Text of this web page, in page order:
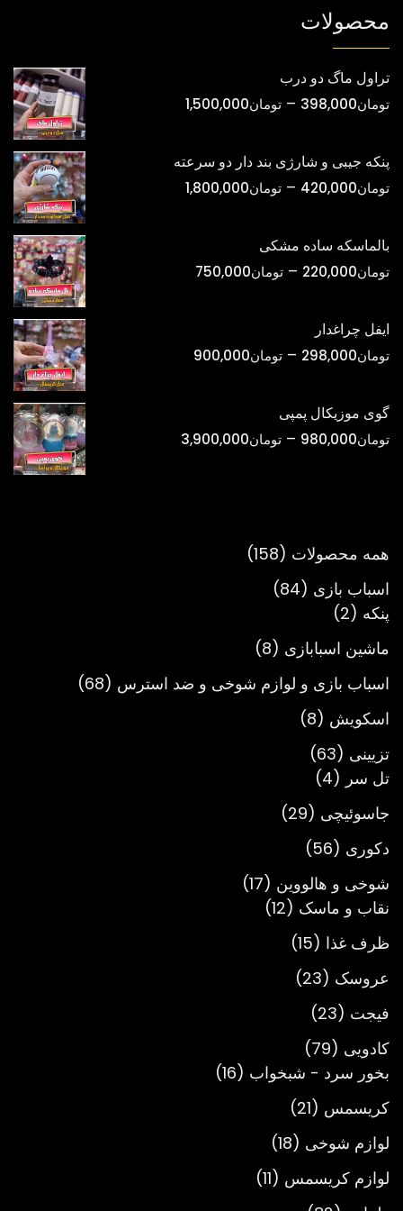
محصولات
تراول ماگ دو درب
تومان398,000
– تومان1,500,000محدوده
پنکه جیبی و شارژی بند دار دو سرعته
تومان420,000
– تومان1,800,000محدوده
تومان420,000
بالماسکه ساده مشکی
تومان220,000
– تومان750,000
تومان750,000
ایفل چراغدار
تومان298,000
– تومان900,000
تومان900,000
گوی موزیکال پمپی
تومان980,000
– تومان3,900,000
همه محصولات
158
158
اسباب بازی 84
84
پنکه 2
2
محصول
ماشین اسبابازی 8
8
اسباب بازی و لوازم شوخی و ضد استرس 68
68
اسکویش 8
8
تزیینی 63
63
محصول
تل سر 4
4
محصول
جاسوئیچی 29
29
دکوری 56
56
محصول
شوخی و هالووین 17
17
نقاب و ماسک 12
12
ظرف غذا 15
15
محصول
عروسک 23
23
فیجت 23
23
محصول
کادویی 79
79
محصول
بخور سرد - شبخواب 16
16
کریسمس 21
21
محصول
لوازم شوخی 18
18
محصول
لوازم کریسمس 11
11